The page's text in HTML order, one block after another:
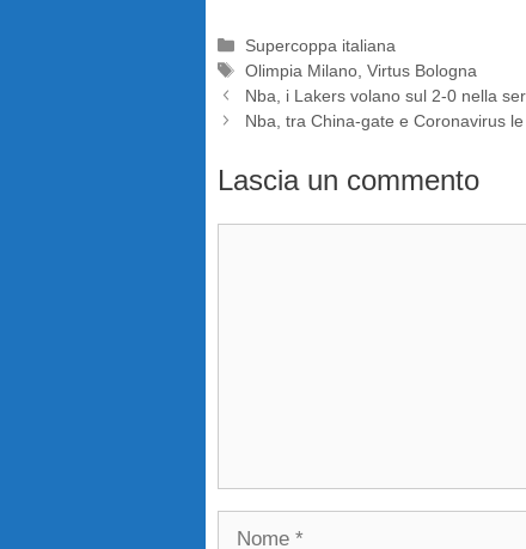
Categorie
Supercoppa italiana
Tag
Olimpia Milano ,Virtus Bologna
Nba, i Lakers volano sul 2-0 nella
Nba, tra China-gate e Coronavirus
Lascia un commento
Nome